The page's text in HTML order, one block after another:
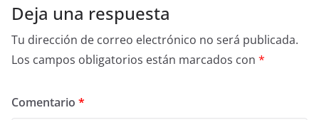
Deja una respuesta
Tu dirección de correo electrónico no será publicada.
Los campos obligatorios están marcados con *
Comentario *